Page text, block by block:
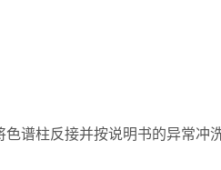
谱柱反接并按说明书的异常冲